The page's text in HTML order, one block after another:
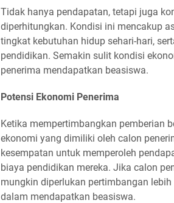
Tidak hanya pendapatan, tetapi juga
diperhitungkan. Kondisi ini mencakup
tingkat kebutuhan hidup sehari-hari,
pendidikan. Semakin sulit kondisi
penerima mendapatkan beasiswa.
Potensi Ekonomi Penerima
Ketika mempertimbangkan pemberian
ekonomi yang dimiliki oleh calon
kesempatan untuk memperoleh
biaya pendidikan mereka. Jika calon
mungkin diperlukan pertimbangan
dalam mendapatkan beasiswa.